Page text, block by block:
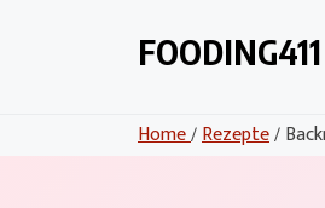
FOODING411
Home/Rezepte/